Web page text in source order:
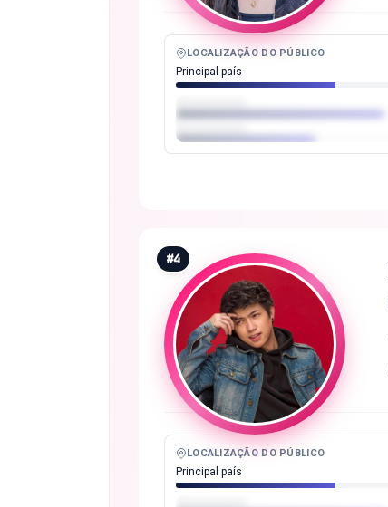
LOCALIZAÇÃO DO PÚBLICO
Principal país
#4
LOCALIZAÇÃO DO PÚBLICO
Principal país